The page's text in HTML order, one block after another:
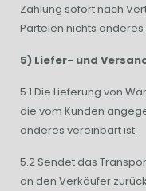
Zahlung sofort nach
Parteien nichts
5) Liefer- und
5.1 Die Lieferung von
die vom Kunden
anderes vereinbart ist.
5.2 Sendet das
an den Verkäufer